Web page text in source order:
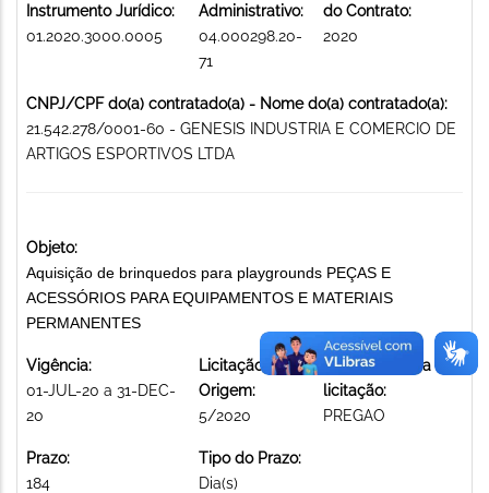
Instrumento Jurídico:
01.2020.3000.0005
Administrativo:
04.000298.20-
71
do Contrato:
2020
CNPJ/CPF do(a) contratado(a) - Nome do(a) contratado(a):
21.542.278/0001-60 - GENESIS INDUSTRIA E COMERCIO DE
ARTIGOS ESPORTIVOS LTDA
Objeto:
Aquisição de brinquedos para playgrounds PEÇAS E
ACESSÓRIOS PARA EQUIPAMENTOS E MATERIAIS
PERMANENTES
Vigência:
01-JUL-20 a 31-DEC-
20
Licitação de
Origem:
5/2020
Modalidade da
licitação:
PREGAO
Prazo:
184
Tipo do Prazo:
Dia(s)